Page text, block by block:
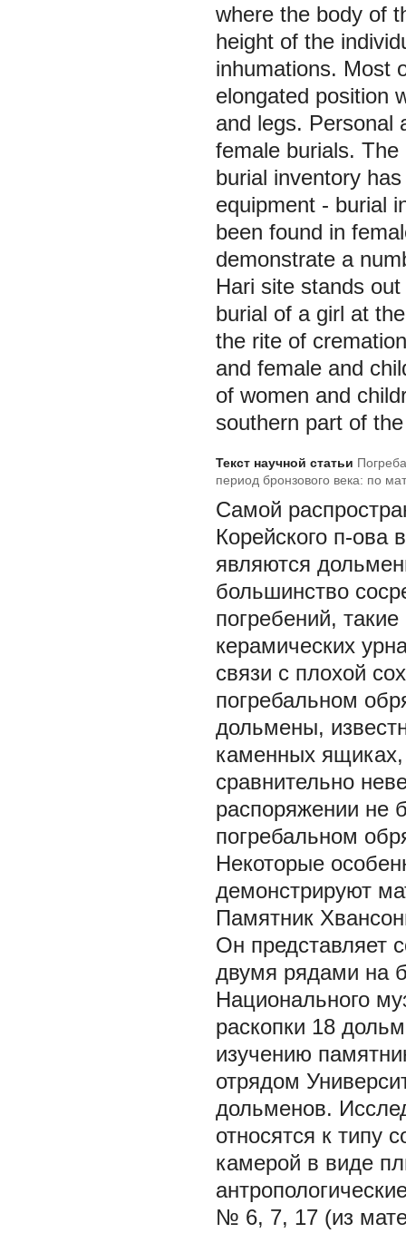
where the body of
height of the
inhumations. Most
elongated position
and legs. Personal
female burials.
burial inventory
equipment - burial
been found in
demonstrate a
Hari site stands
burial of a girl at
the rite of
and female and
of women and
southern part of
Текст научной статьи
период бронзового века: по
Самой
Корейского п-ова
являются
большинство
погребений,
керамических
связи с плохой
погребальном
дольмены,
каменных ящиках,
сравнительно
распоряжении
погребальном
Некоторые
демонстрируют
Памятник
Он представляет
двумя рядами на
Национального
раскопки 18
изучению
отрядом
дольменов.
относятся к типу
камерой в виде
№ 6, 7, 17 (из